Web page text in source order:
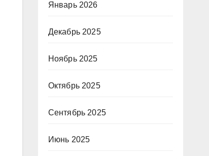
Январь 2026
Декабрь 2025
Ноябрь 2025
Октябрь 2025
Сентябрь 2025
Июнь 2025